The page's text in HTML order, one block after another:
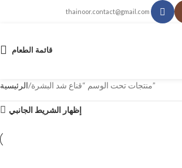
thainoor.contact@gmail.com
قائمة الطعام
الرئيسية منتجات تحت الوسم “قناع شد البشرة”
إظهار الشريط الجانبي